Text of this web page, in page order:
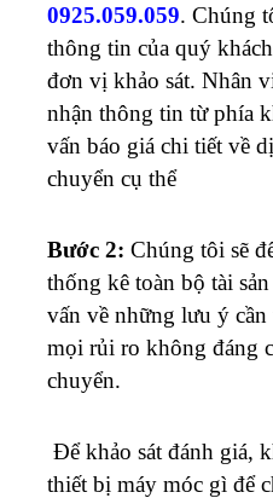
0925.059.059. Chúng
thông tin của quý
đơn vị khảo sát. Nhân
nhận thông tin từ phía
vấn báo giá chi tiết về
chuyển cụ thể
Bước 2: Chúng tôi sẽ
thống kê toàn bộ tài
vấn về những lưu ý cần
mọi rủi ro không đáng
chuyển.
Để khảo sát đánh giá,
thiết bị máy móc gì để